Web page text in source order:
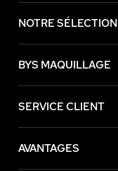
NOTRE SÉLECTION
BYS MAQUILLAGE
SERVICE CLIENT
AVANTAGES